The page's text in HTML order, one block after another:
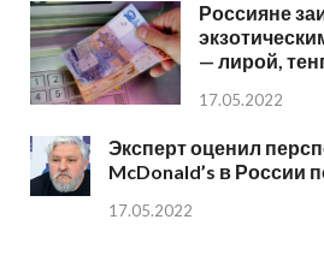
Россияне
— лирой,
17.05.2022
Эксперт оценил
McDonald’s в России
17.05.2022